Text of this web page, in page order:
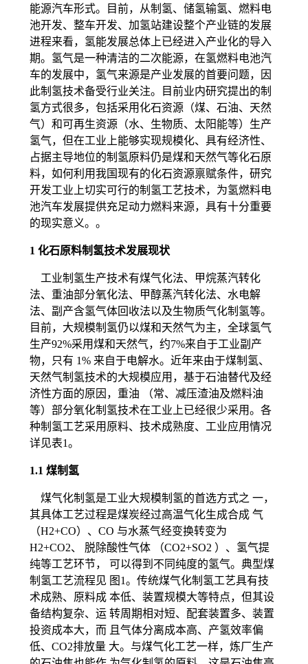
能源汽车形式。目前，从制氢、储氢输氢、燃料电
池开发、整车开发、加氢站建设整个产业链的发展
进程来看，氢能发展总体上已经进入产业化的导入
期。氢气是一种清洁的二次能源，在氢燃料电池汽
车的发展中，氢气来源是产业发展的首要问题，因
此制氢技术备受行业关注。目前业内研究提出的制
氢方式很多，包括采用化石资源（煤、石油、天然
气）和可再生资源（水、生物质、太阳能等）生产
氢气，但在工业上能够实现规模化、具有经济性、
占据主导地位的制氢原料仍是煤和天然气等化石原
料，如何利用我国现有的化石资源禀赋条件，研究
开发工业上切实可行的制氢工艺技术，为氢燃料电
池汽车发展提供充足动力燃料来源，具有十分重要
的现实意义。。
1 化石原料制氢技术发展现状
工业制氢生产技术有煤气化法、甲烷蒸汽转化
法、重油部分氧化法、甲醇蒸汽转化法、水电解
法、副产含氢气体回收法以及生物质气化制氢等。
目前，大规模制氢仍以煤和天然气为主，全球氢气
生产92%采用煤和天然气，约7%来自于工业副产
物，只有 1% 来自于电解水。近年来由于煤制氢、
天然气制氢技术的大规模应用，基于石油替代及经
济性方面的原因，重油 （常、减压渣油及燃料油
等）部分氧化制氢技术在工业上已经很少采用。各
种制氢工艺采用原料、技术成熟度、工业应用情况
详见表1。
1.1 煤制氢
煤气化制氢是工业大规模制氢的首选方式之 一，
其具体工艺过程是煤炭经过高温气化生成合成 气
（H2+CO）、CO 与水蒸气经变换转变为
H2+CO2、 脱除酸性气体 （CO2+SO2 ）、氢气提
纯等工艺环节， 可以得到不同纯度的氢气。典型煤
制氢工艺流程见 图1。传统煤气化制氢工艺具有技
术成熟、原料成 本低、装置规模大等特点，但其设
备结构复杂、运 转周期相对短、配套装置多、装置
投资成本大，而 且气体分离成本高、产氢效率偏
低、CO2排放量 大。与煤气化工艺一样，炼厂生产